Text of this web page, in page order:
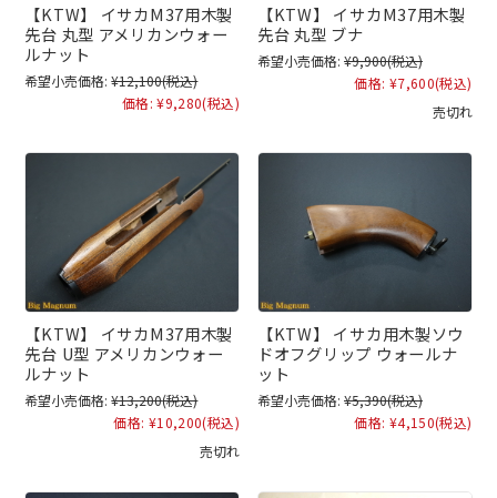
【KTW】 イサカM37用木製
先台 丸型 アメリカンウォー
ルナット
希望小売価格: ¥12,100(税込)
価格: ¥9,280(税込)
【KTW】 イサカM37用木製
先台 丸型 ブナ
希望小売価格: ¥9,900(税込)
価格: ¥7,600(税込)
売切れ
【KTW】 イサカM37用木製
先台 U型 アメリカンウォー
ルナット
希望小売価格: ¥13,200(税込)
価格: ¥10,200(税込)
売切れ
【KTW】 イサカ用木製ソウ
ドオフグリップ ウォールナ
ット
希望小売価格: ¥5,390(税込)
価格: ¥4,150(税込)